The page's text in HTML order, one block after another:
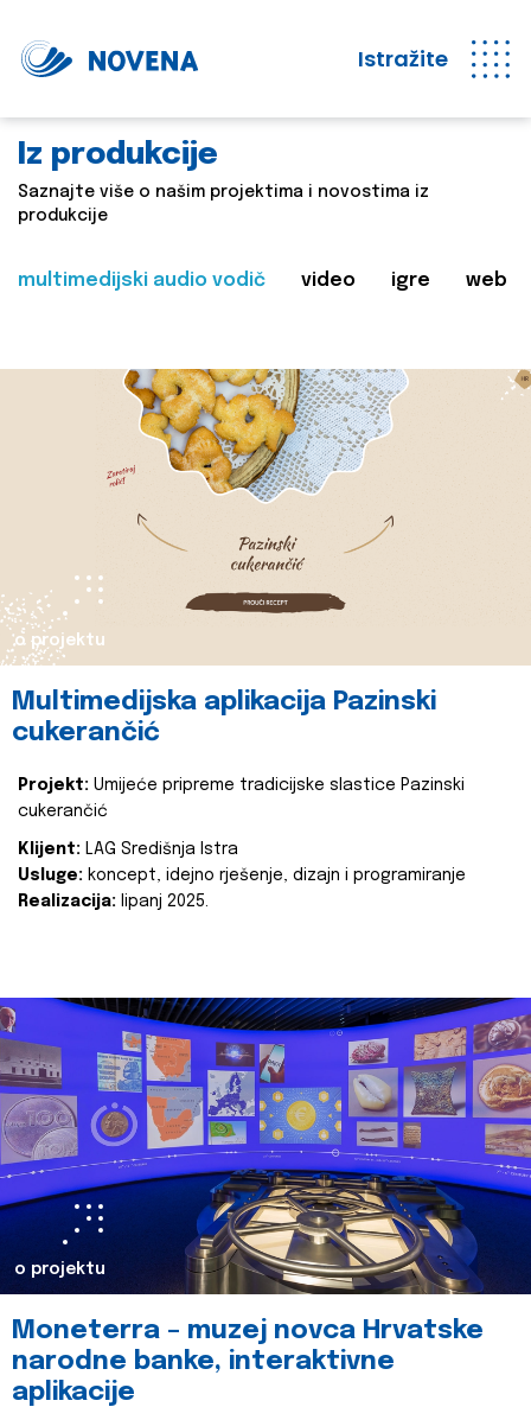
Istražite
Iz produkcije
Saznajte više o našim projektima i novostima iz
produkcije
multimedijski audio vodič video igre web
o projektu
Multimedijska aplikacija Pazinski
cukerančić
Projekt: Umijeće pripreme tradicijske slastice Pazinski
cukerančić
Klijent: LAG Središnja Istra
Usluge: koncept, idejno rješenje, dizajn i programiranje
Realizacija: lipanj 2025.
o projektu
Moneterra – muzej novca Hrvatske
narodne banke, interaktivne
aplikacije